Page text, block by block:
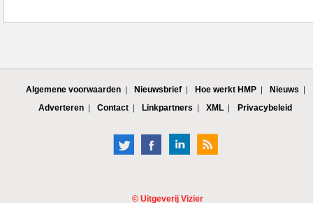
Algemene voorwaarden Nieuwsbrief Hoe werkt HMP
Nieuws
Adverteren
Contact Linkpartners XML Privacybeleid
© Uitgeverij Vizier